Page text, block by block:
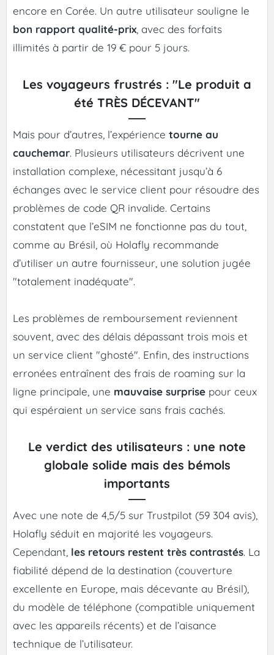
encore en Corée. Un autre utilisateur souligne le
bon rapport qualité-prix , avec des forfaits
illimités à partir de 19 € pour 5 jours.
Les voyageurs frustrés : "Le produit a
été TRÈS DÉCEVANT"
Mais pour d’autres, l’expérience tourne au
cauchemar. Plusieurs utilisateurs décrivent une
installation complexe, nécessitant jusqu’à 6
échanges avec le service client pour résoudre des
problèmes de code QR invalide. Certains
constatent que l’eSIM ne fonctionne pas du tout,
comme au Brésil, où Holafly recommande
d’utiliser un autre fournisseur, une solution jugée
"totalement inadéquate".
Les problèmes de remboursement reviennent
souvent, avec des délais dépassant trois mois et
un service client "ghosté". Enfin, des instructions
erronées entraînent des frais de roaming sur la
ligne principale, une mauvaise surprise pour ceux
qui espéraient un service sans frais cachés.
Le verdict des utilisateurs : une note
globale solide mais des bémols
importants
Avec une note de 4,5/5 sur Trustpilot (59 304 avis),
Holafly séduit en majorité les voyageurs.
Cependant, les retours restent très contrastés. La
fiabilité dépend de la destination (couverture
excellente en Europe, mais décevante au Brésil),
du modèle de téléphone (compatible uniquement
avec les appareils récents) et de l’aisance
technique de l’utilisateur.